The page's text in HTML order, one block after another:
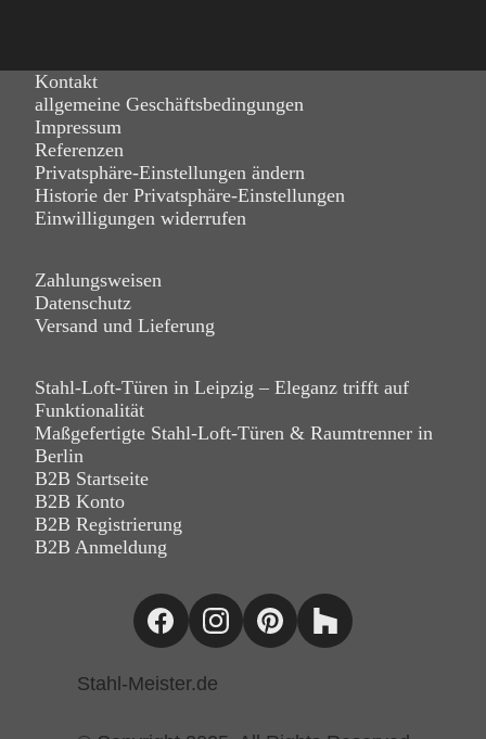
Kontakt
allgemeine Geschäftsbedingungen
Impressum
Referenzen
Privatsphäre-Einstellungen ändern
Historie der Privatsphäre-Einstellungen
Einwilligungen widerrufen
Zahlungsweisen
Datenschutz
Versand und Lieferung
Stahl-Loft-Türen in Leipzig – Eleganz trifft auf
Funktionalität
Maßgefertigte Stahl-Loft-Türen & Raumtrenner in
Berlin
B2B Startseite
B2B Konto
B2B Registrierung
B2B Anmeldung
Stahl-Meister.de